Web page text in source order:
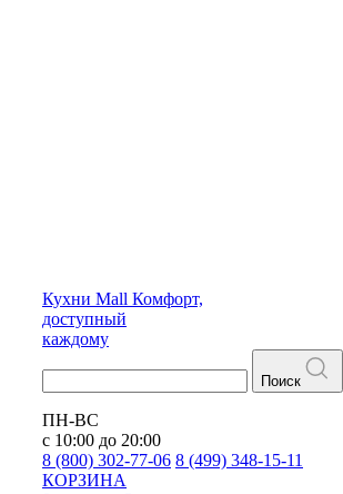
Кухни Mall Комфорт,
доступный
каждому
Поиск
ПН-ВС
с 10:00 до 20:00
8 (800) 302-77-06 8 (499) 348-15-11
КОРЗИНА